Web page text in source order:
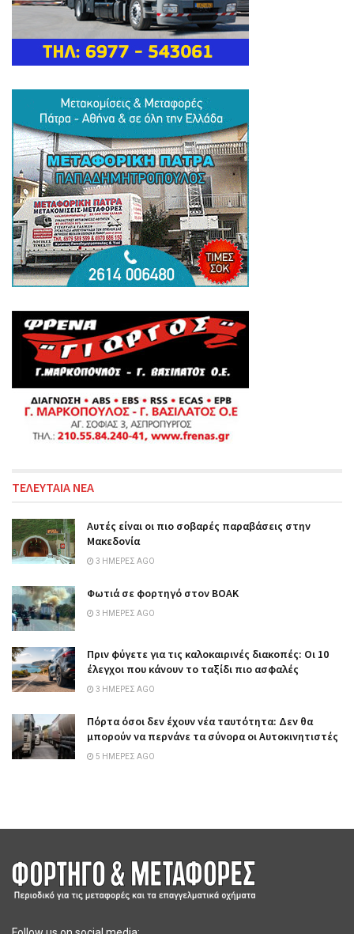
ΤΕΛΕΥΤΑΙΑ ΝΕΑ
Αυτές είναι οι πιο σοβαρές παραβάσεις στην
Μακεδονία
3 ΗΜΈΡΕΣ AGO
Φωτιά σε φορτηγό στον ΒΟΑΚ
3 ΗΜΈΡΕΣ AGO
Πριν φύγετε για τις καλοκαιρινές διακοπές: Οι 10
έλεγχοι που κάνουν το ταξίδι πιο ασφαλές
3 ΗΜΈΡΕΣ AGO
Πόρτα όσοι δεν έχουν νέα ταυτότητα: Δεν θα
μπορούν να περνάνε τα σύνορα οι Αυτοκινητιστές
5 ΗΜΈΡΕΣ AGO